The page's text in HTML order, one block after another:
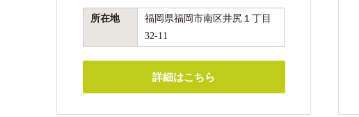
所在地
福岡県福岡市南区井尻１丁目
32-11
詳細はこちら